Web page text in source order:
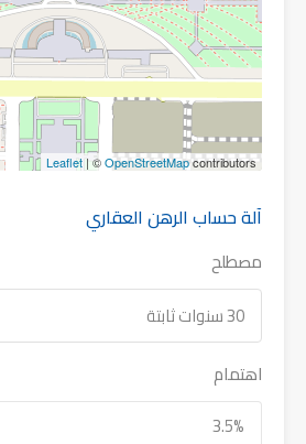
Leaflet | ©OpenStreetMapcontributors
آلة حساب الرهن العقاري
مصطلح
30 سنوات ثابتة
اهتمام